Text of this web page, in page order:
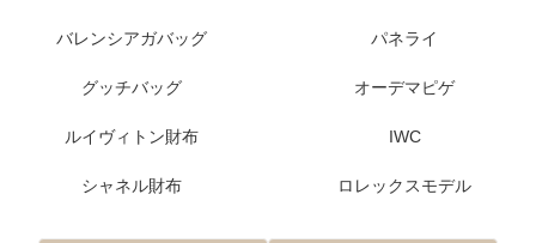
バレンシアガバッグ
グッチバッグ
ルイヴィトン財布
シャネル財布
パネライ
オーデマピゲ
IWC
ロレックスモデル